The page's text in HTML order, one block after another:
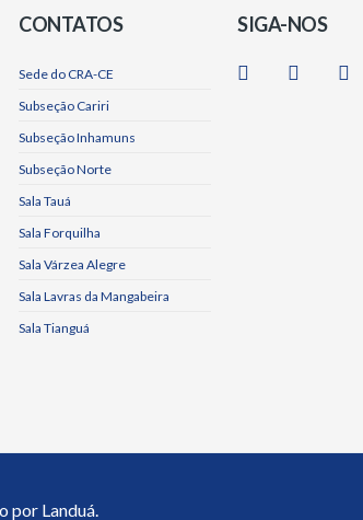
CONTATOS
Sede do CRA-CE
Subseção Cariri
Subseção Inhamuns
Subseção Norte
Sala Tauá
Sala Forquilha
Sala Várzea Alegre
Sala Lavras da Mangabeira
Sala Tianguá
SIGA-NOS
por Landuá.